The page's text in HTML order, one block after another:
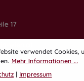
17
wien.at
verwendet
Mehr Informationen ...
| Impressum